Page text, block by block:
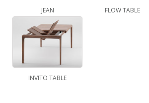
JEAN FLOW TABLE
INVITO TABLE